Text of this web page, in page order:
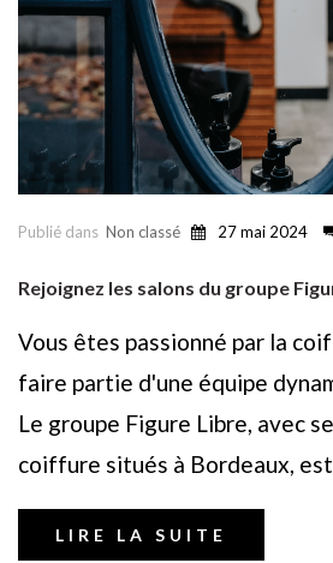
Publié dans Non classé 27 mai 2024
Rejoignez les salons du groupe
Vous êtes passionné par la
faire partie d'une équipe
Le groupe Figure Libre, avec
coiffure situés à Bordeaux,
LIRE LA SUITE